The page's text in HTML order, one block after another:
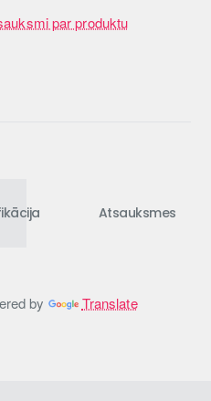
par produktu
Atsauksmes
by
Translate